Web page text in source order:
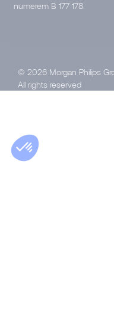
numerem B 177 178.
© 2026 Morgan Philips
All rights reserved